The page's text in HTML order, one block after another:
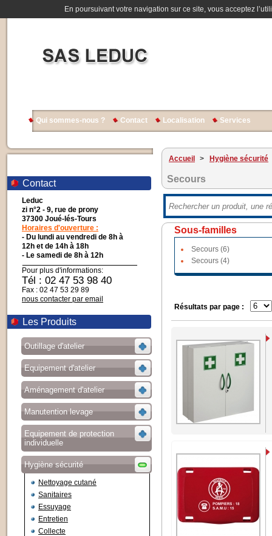
En poursuivant votre navigation sur ce site, vous acceptez
Qui sommes-nous ? Contact Localisation Services
Contact
Leduc
zi n°2 - 9, rue de prony
37300 Joué-lés-Tours
Horaires d'ouverture :
- Du lundi au vendredi de 8h à
12h et de 14h à 18h
- Le samedi de 8h à 12h
Pour plus d'informations:
Tél : 02 47 53 98 40
Fax : 02 47 53 29 89
nous contacter par email
Les Produits
Outillage d'atelier
Equipement d'atelier
Aménagement d'atelier
Manutention levage
Equipement de protection
individuelle
Hygiène sécurité
Nettoyage cutané
Sanitaires
Essuyage
Entretien
Collecte
Accueil > Hygiène sécurité
Secours
Sous-familles
Secours (6)
Secours (4)
Résultats par page :